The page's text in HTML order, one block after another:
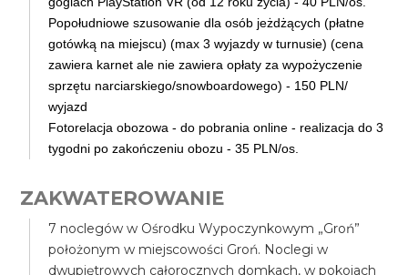
Popołudniowe szusowanie dla osób jeżdżących (płatne
gotówką na miejscu) (max 3 wyjazdy w turnusie) (cena
zawiera karnet ale nie zawiera opłaty za wypożyczenie
sprzętu narciarskiego/snowboardowego) - 150 PLN/
wyjazd
Fotorelacja obozowa - do pobrania online - realizacja do 3
tygodni po zakończeniu obozu - 35 PLN/os.
ZAKWATEROWANIE
7 noclegów w Ośrodku Wypoczynkowym „Groń”
położonym w miejscowości Groń. Noclegi w
dwupiętrowych całorocznych domkach, w pokojach